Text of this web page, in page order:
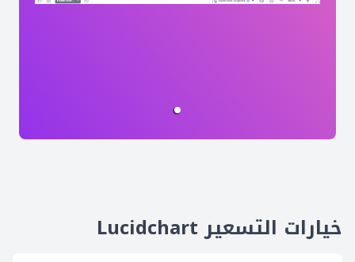
خيارات التسعير Lucidchart